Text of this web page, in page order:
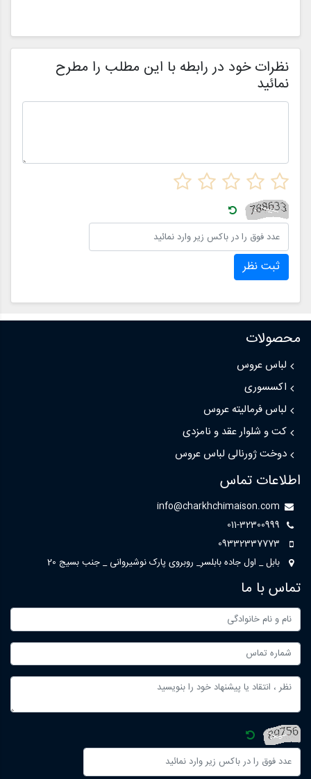
نظرات خود در رابطه با این مطلب را مطرح
نمائید
ثبت نظر
محصولات
لباس عروس
اکسسوری
لباس فرمالیته عروس
کت و شلوار عقد و نامزدی
دوخت ژورنالی لباس عروس
اطلاعات تماس
info@charkhchimaison.com
011-32300999
09332337773
بابل _ اول جاده بابلسر_ روبروی پارک نوشیروانی _ جنب بسیج 20
تماس با ما